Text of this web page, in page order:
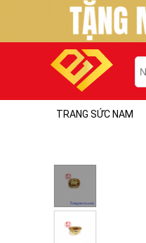
TRANG SỨC NAM